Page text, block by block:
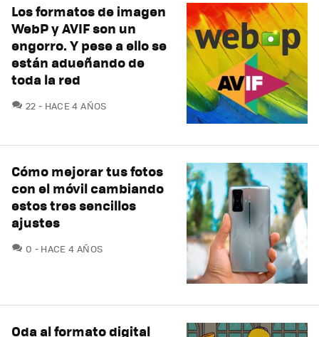
Los formatos de imagen
WebP y AVIF son un
engorro. Y pese a ello se
están adueñando de
toda la red
22 COMENTARIOS
HACE 4 AÑOS
Cómo mejorar tus fotos
con el móvil cambiando
estos tres sencillos
ajustes
0 COMENTARIOS
HACE 4 AÑOS
Oda al formato digital